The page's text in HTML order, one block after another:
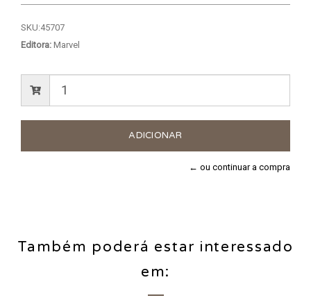
SKU:45707
Editora: Marvel
← ou continuar a compra
Também poderá estar interessado
em: